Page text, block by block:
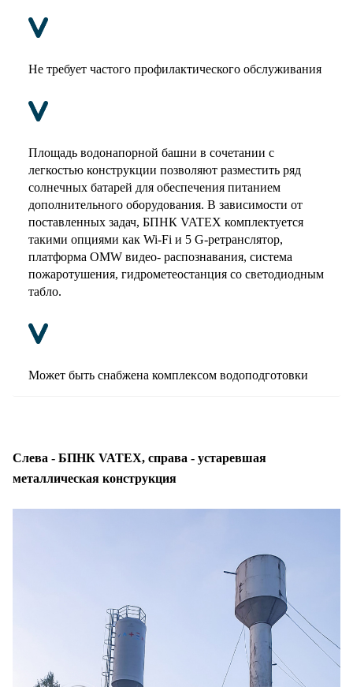
Не требует частого профилактического обслуживания
Площадь водонапорной башни в сочетании с
легкостью конструкции позволяют разместить ряд
солнечных батарей для обеспечения питанием
дополнительного оборудования. В зависимости от
поставленных задач, БПНК VATEX комплектуется
такими опциями как Wi-Fi и 5 G-ретранслятор,
платформа OMW видео- распознавания, система
пожаротушения, гидрометеостанция со светодиодным
табло.
Может быть снабжена комплексом водоподготовки
Cлева - БПНК VATEX, справа - устаревшая
металлическая конструкция